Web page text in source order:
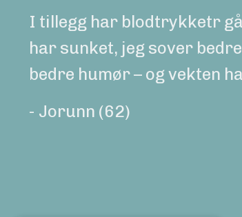
I tillegg har blodtrykketr
har sunket, jeg sover
bedre humør – og vekten
- Jorunn (62)